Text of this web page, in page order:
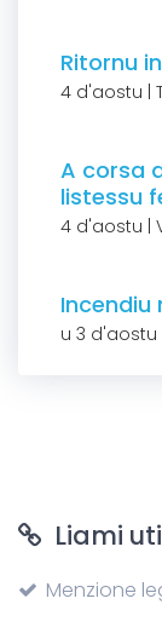
Ritornu
4 d'aostu |
A corsa
listessu
4 d'aostu |
Incendiu
u 3 d'aostu
Liami
Menzione